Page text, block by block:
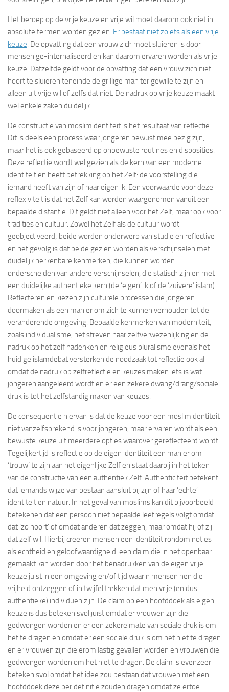
Het beroep op de vrije keuze en vrije wil moet daarom ook niet in
absolute termen worden gezien. Er bestaat niet zoiets als een vrije
keuze. De opvatting dat een vrouw zich moet sluieren is door
mensen ge-internaliseerd en kan daarom ervaren worden als vrije
keuze. Datzelfde geldt voor de opvatting dat een vrouw zich niet
hoort te sluieren teneinde de grillige man ter gewille te zijn en
alleen uit vrije wil of zelfs dat niet. De nadruk op vrije keuze maakt
wel enkele zaken duidelijk.
De constructie van moslimidentiteit is het resultaat van reflectie.
Dit is deels een process waar jongeren bewust mee bezig zijn,
maar het is ook gebaseerd op onbewuste routines en disposities.
Deze reflectie wordt wel gezien als de kern van een moderne
identiteit en heeft betrekking op het Zelf: de voorstelling die
iemand heeft van zijn of haar eigen ik. Een voorwaarde voor deze
reflexiviteit is dat het Zelf kan worden waargenomen vanuit een
bepaalde distantie. Dit geldt niet alleen voor het Zelf, maar ook voor
tradities en cultuur. Zowel het Zelf als de cultuur wordt
geobjectiveerd; beide worden onderwerp van studie en reflective
en het gevolg is dat beide gezien worden als verschijnselen met
duidelijk herkenbare kenmerken, die kunnen worden
onderscheiden van andere verschijnselen, die statisch zijn en met
een duidelijke authentieke kern (de ‘eigen’ ik of de ‘zuivere’ islam).
Reflecteren en kiezen zijn culturele processen die jongeren
doormaken als een manier om zich te kunnen verhouden tot de
veranderende omgeving. Bepaalde kenmerken van moderniteit,
zoals individualisme, het streven naar zelfverwezenlijking en de
nadruk op het zelf nadenken en religieus pluralisme evenals het
huidige islamdebat versterken de noodzaak tot reflectie ook al
omdat de nadruk op zelfreflectie en keuzes maken iets is wat
jongeren aangeleerd wordt en er een zekere dwang/drang/sociale
druk is tot het zelfstandig maken van keuzes.
De consequentie hiervan is dat de keuze voor een moslimidentiteit
niet vanzelfsprekend is voor jongeren, maar ervaren wordt als een
bewuste keuze uit meerdere opties waarover gereflecteerd wordt.
Tegelijkertijd is reflectie op de eigen identiteit een manier om
‘trouw’ te zijn aan het eigenlijke Zelf en staat daarbij in het teken
van de constructie van een authentiek Zelf. Authenticiteit betekent
dat iemands wijze van bestaan aansluit bij zijn of haar ‘echte’
identiteit en natuur. In het geval van moslims kan dit bijvoorbeeld
betekenen dat een persoon niet bepaalde leefregels volgt omdat
dat ‘zo hoort’ of omdat anderen dat zeggen, maar omdat hij of zij
dat zelf wil. Hierbij creëren mensen een identiteit rondom noties
als echtheid en geloofwaardigheid. een claim die in het openbaar
gemaakt kan worden door het benadrukken van de eigen vrije
keuze juist in een omgeving en/of tijd waarin mensen hen die
vrijheid ontzeggen of in twijfel trekken dat men vrije (en dus
authentieke) individuen zijn. De claim op een hoofddoek als eigen
keuze is dus betekenisvol juist omdat er vrouwen zijn die
gedwongen worden en er een zekere mate van sociale druk is om
het te dragen en omdat er een sociale druk is om het niet te dragen
en er vrouwen zijn die erom lastig gevallen worden en vrouwen die
gedwongen worden om het niet te dragen. De claim is evenzeer
betekenisvol omdat het idee zou bestaan dat vrouwen met een
hoofddoek deze per definitie zouden dragen omdat ze ertoe